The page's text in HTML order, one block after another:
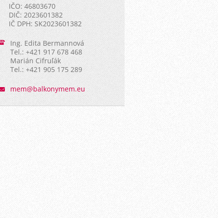
IČO: 46803670
DIČ: 2023601382
IČ DPH: SK2023601382
Ing. Edita Bermannová
Tel.: +421 917 678 468
Marián Cifruľák
Tel.: +421 905 175 289
mem@balkonymem.eu